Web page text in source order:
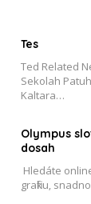
Tes
Ted Related
Sekolah
Kaltara…
Olympus
dosah
Hledáte
grafiku‚